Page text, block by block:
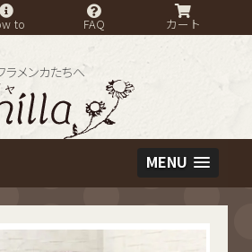
to FAQ カート
ラメンカたちへ
MENU